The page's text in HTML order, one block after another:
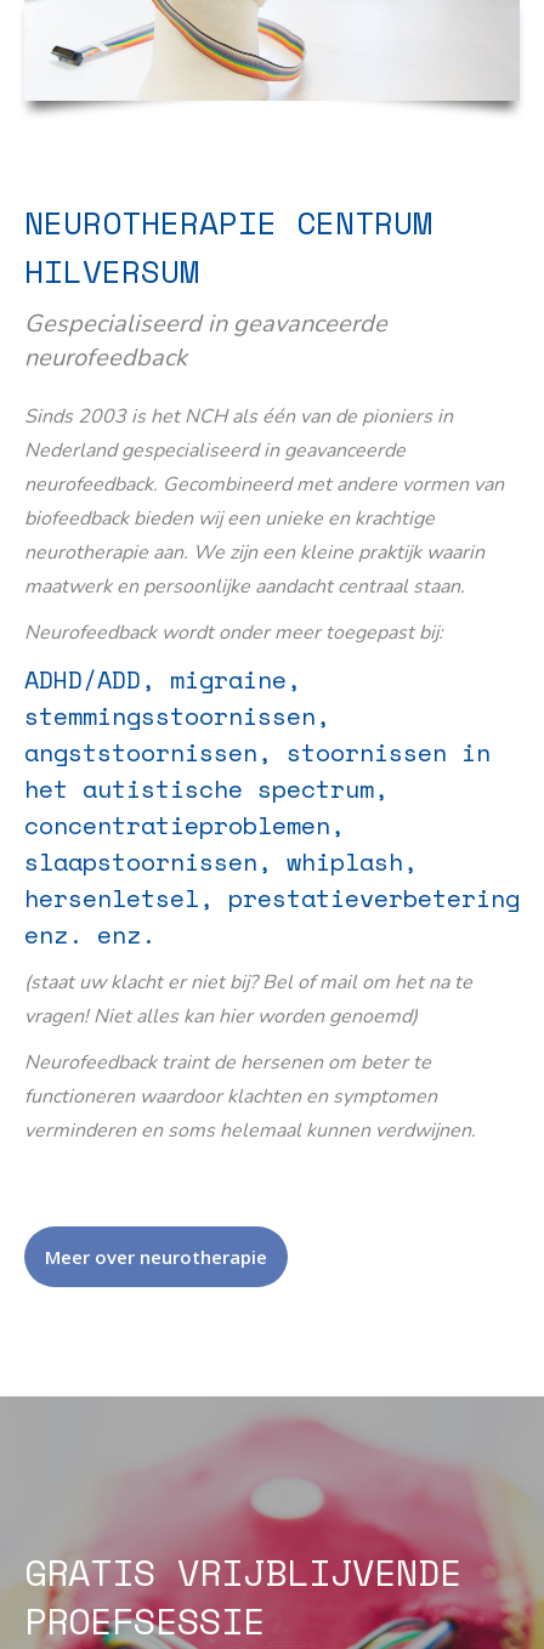
NEUROTHERAPIE CENTRUM
HILVERSUM
Gespecialiseerd in geavanceerde
neurofeedback
Sinds 2003 is het NCH als één van de pioniers in
Nederland gespecialiseerd in geavanceerde
neurofeedback. Gecombineerd met andere vormen van
biofeedback bieden wij een unieke en krachtige
neurotherapie aan. We zijn een kleine praktijk waarin
maatwerk en persoonlijke aandacht centraal staan.
Neurofeedback wordt onder meer toegepast bij:
ADHD/ADD, migraine,
stemmingsstoornissen,
angststoornissen, stoornissen in
het autistische spectrum,
concentratieproblemen,
slaapstoornissen, whiplash,
hersenletsel, prestatieverbetering
enz. enz.
(staat uw klacht er niet bij? Bel of mail om het na te
vragen! Niet alles kan hier worden genoemd)
Neurofeedback traint de hersenen om beter te
functioneren waardoor klachten en symptomen
verminderen en soms helemaal kunnen verdwijnen.
Meer over neurotherapie
GRATIS VRIJBLIJVENDE
PROEFSESSIE